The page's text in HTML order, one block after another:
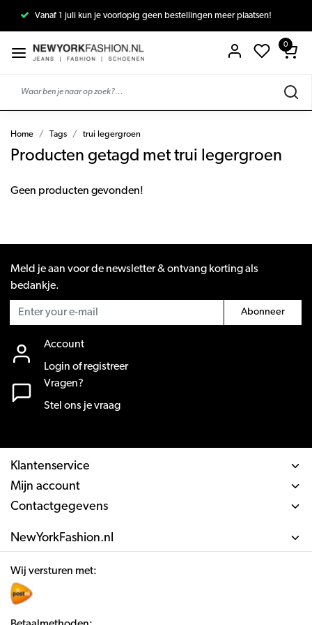
Vanaf 1 juli kun je voorlopig geen bestellingen meer plaatsen!
0
Home Tags trui legergroen
Producten getagd met trui legergroen
Geen producten gevonden!
Meld je aan voor de newsletter & ontvang korting als
bedankje.
Abonneer
Account
Login of registreer
Vragen?
Stel ons je vraag
Klantenservice
Mijn account
Contactgegevens
NewYorkFashion.nl
Wij versturen met: